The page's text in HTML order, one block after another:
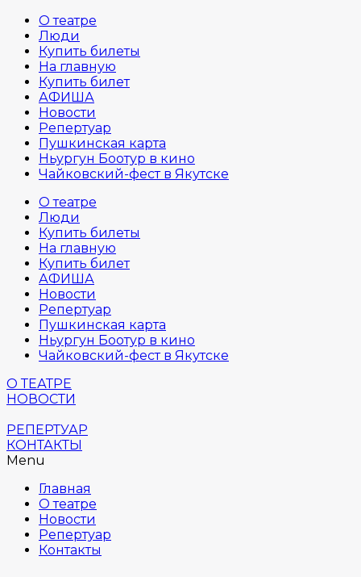
О театре
Люди
Купить билеты
На главную
Купить билет
АФИША
Новости
Репертуар
Пушкинская карта
Ньургун Боотур в кино
Чайковский-фест в Якутске
О театре
Люди
Купить билеты
На главную
Купить билет
АФИША
Новости
Репертуар
Пушкинская карта
Ньургун Боотур в кино
Чайковский-фест в Якутске
О ТЕАТРЕ
НОВОСТИ
РЕПЕРТУАР
КОНТАКТЫ
Menu
Главная
О театре
Новости
Репертуар
Контакты